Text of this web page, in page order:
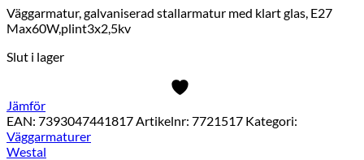
Väggarmatur, galvaniserad stallarmatur med klart glas, E27
Max60W,plint3x2,5kv
Slut i lager
Jämför
EAN: 7393047441817Artikelnr: 7721517 Kategori:
Väggarmaturer
Westal